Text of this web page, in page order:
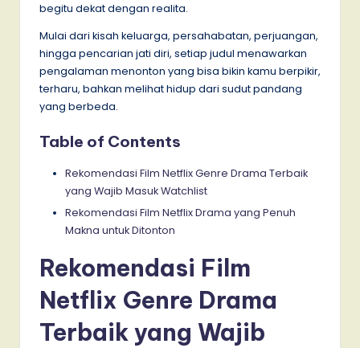
begitu dekat dengan realita.
Mulai dari kisah keluarga, persahabatan, perjuangan,
hingga pencarian jati diri, setiap judul menawarkan
pengalaman menonton yang bisa bikin kamu berpikir,
terharu, bahkan melihat hidup dari sudut pandang
yang berbeda.
Table of Contents
Rekomendasi Film Netflix Genre Drama Terbaik
yang Wajib Masuk Watchlist
Rekomendasi Film Netflix Drama yang Penuh
Makna untuk Ditonton
Rekomendasi Film
Netflix Genre Drama
Terbaik yang Wajib